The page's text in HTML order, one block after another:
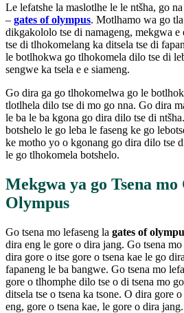
Le lefatshe la maslotlhe le le ntšha, go
– gates of olympus. Motlhamo wa go
dikgakololo tse di namageng, mekgwa e
tse di tlhokomelang ka ditsela tse di
le botlhokwa go tlhokomela dilo tse di
sengwe ka tsela e e siameng.
Go dira ga go tlhokomelwa go le
tlotlhela dilo tse di mo go nna. Go dira
le ba le ba kgona go dira dilo tse di
botshelo le go leba le faseng ke go
ke motho yo o kgonang go dira dilo tse
le go tlhokomela botshelo.
Mekgwa ya go Tsena mo
Olympus
Go tsena mo lefaseng la gates of
dira eng le gore o dira jang. Go tsena
dira gore o itse gore o tsena kae le go
fapaneng le ba bangwe. Go tsena mo
gore o tlhomphe dilo tse o di tsena mo
ditsela tse o tsena ka tsone. O dira gore
eng, gore o tsena kae, le gore o dira jang.